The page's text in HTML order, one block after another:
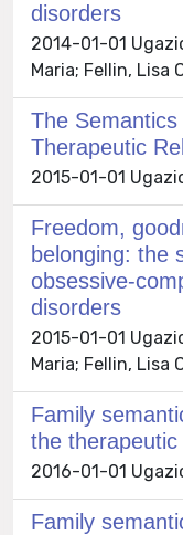
disorders
2014-01-01
Maria; Fellin, Lisa
The
Therapeutic
2015-01-01
Freedom,
belonging: the
obsessive-
disorders
2015-01-01
Maria; Fellin, Lisa
Family
the
2016-01-01
Family